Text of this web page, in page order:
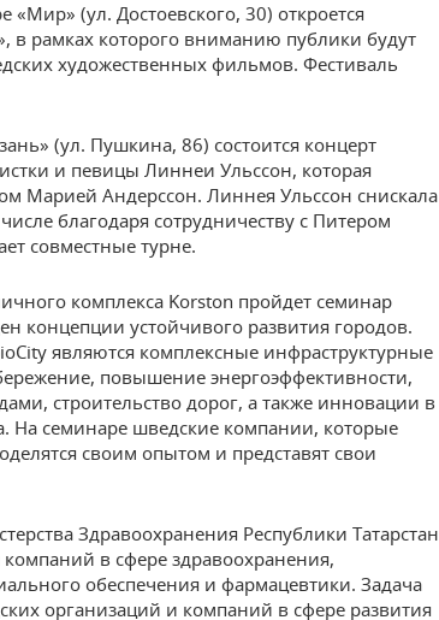
«Мир» (ул. Достоевского, 30) откроется
в рамках которого вниманию публики будут
художественных фильмов. Фестиваль
(ул. Пушкина, 86) состоится концерт
и певицы Линнеи Ульссон, которая
Марией Андерссон. Линнея Ульссон снискала
благодаря сотрудничеству с Питером
совместные турне.
комплекса Korston пройдет семинар
концепции устойчивого развития городов.
являются комплексные инфраструктурные
повышение энергоэффективности,
строительство дорог, а также инновации в
На семинаре шведские компании, которые
своим опытом и представят свои
Здравоохранения Республики Татарстан
компаний в сфере здравоохранения,
обеспечения и фармацевтики. Задача
организаций и компаний в сфере развития